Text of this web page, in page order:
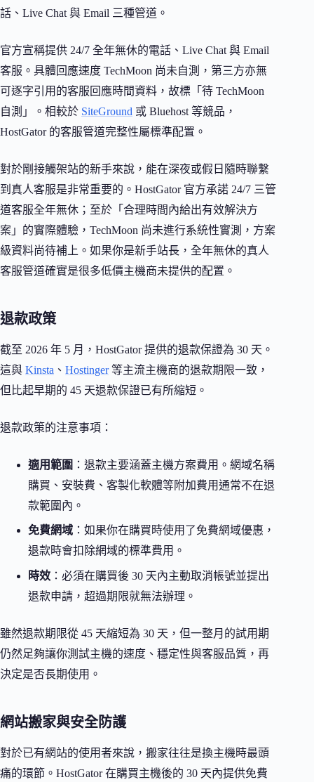
話、Live Chat 與 Email 三種管道。
官方宣稱提供 24/7 全年無休的電話、Live Chat 與 Email
客服。具體回應速度 TechMoon 尚未自測，第三方亦無
可逐字引用的客服回應時間資料，故標「待 TechMoon
自測」。相較於 SiteGround 或 Bluehost 等競品，
HostGator 的客服管道完整性屬標準配置。
對於剛接觸架站的新手來說，能在深夜或假日隨時聯繫
到真人客服是非常重要的。HostGator 官方承諾 24/7 三管
道客服全年無休；至於「合理時間內給出有效解決方
案」的實際體驗，TechMoon 尚未進行系統性實測，方案
級資料尚待補上。如果你是新手站長，全年無休的真人
客服管道確實是很多低價主機商未提供的配置。
退款政策
截至 2026 年 5 月，HostGator 提供的退款保證為 30 天。
這與 Kinsta 、 Hostinger等主流主機商的退款期限一致，
但比起早期的 45 天退款保證已有所縮短。
退款政策的注意事項：
適用範圍 ：退款主要涵蓋主機方案費用。網域名稱
購買、安裝費、客製化軟體等附加費用通常不在退
款範圍內。
免費網域 ：如果你在購買時使用了免費網域優惠，
退款時會扣除網域的標準費用。
時效 ：必須在購買後 30 天內主動取消帳號並提出
退款申請，超過期限就無法辦理。
雖然退款期限從 45 天縮短為 30 天，但一整月的試用期
仍然足夠讓你測試主機的速度、穩定性與客服品質，再
決定是否長期使用。
網站搬家與安全防護
對於已有網站的使用者來說，搬家往往是換主機時最頭
痛的環節。HostGator 在購買主機後的 30 天內提供免費